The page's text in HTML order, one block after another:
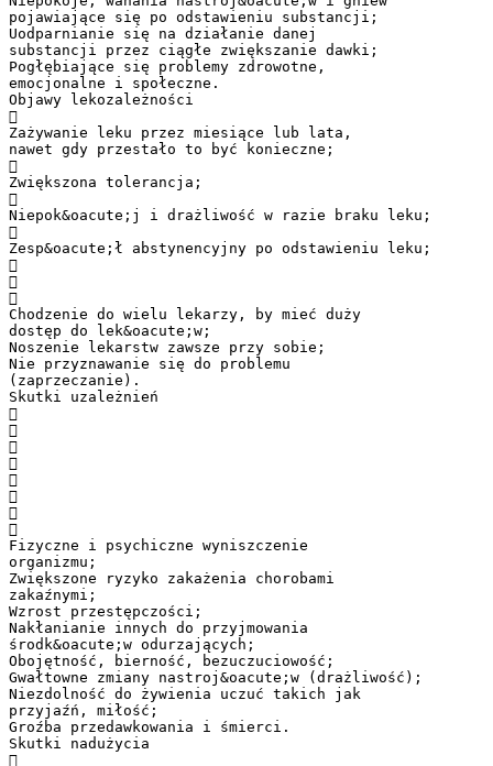
pojawiające się po odstawieniu substancji;
Uodparnianie się na działanie danej
substancji przez ciągłe zwiększanie dawki;
Pogłębiające się problemy zdrowotne,
emocjonalne i społeczne.
Objawy lekozależności

Zażywanie leku przez miesiące lub lata,
nawet gdy przestało to być konieczne;

Zwiększona tolerancja;

Niepok&oacute;j i drażliwość w razie braku leku;

Zesp&oacute;ł abstynencyjny po odstawieniu leku;



Chodzenie do wielu lekarzy, by mieć duży
dostęp do lek&oacute;w;
Noszenie lekarstw zawsze przy sobie;
Nie przyznawanie się do problemu
(zaprzeczanie).
Skutki uzależnień








Fizyczne i psychiczne wyniszczenie
organizmu;
Zwiększone ryzyko zakażenia chorobami
zakaźnymi;
Wzrost przestępczości;
Nakłanianie innych do przyjmowania
środk&oacute;w odurzających;
Obojętność, bierność, bezuczuciowość;
Gwałtowne zmiany nastroj&oacute;w (drażliwość);
Niezdolność do żywienia uczuć takich jak
przyjaźń, miłość;
Groźba przedawkowania i śmierci.
Skutki nadużycia
